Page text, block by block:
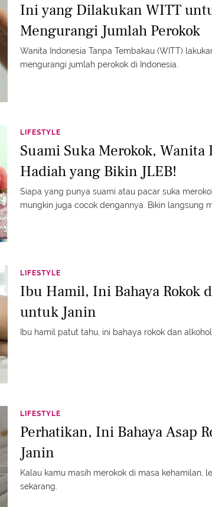
Ini yang Dilakukan WITT
Mengurangi Jumlah Perokok
Wanita Indonesia Tanpa Tembakau (WITT)
mengurangi jumlah perokok di Indonesia.
LIFESTYLE
Suami Suka Merokok,
Hadiah yang Bikin JLEB!
Siapa yang punya suami atau pacar suka
mungkin juga cocok dengannya. Bikin langsung
LIFESTYLE
Ibu Hamil, Ini Bahaya Rokok
untuk Janin
Ibu hamil patut tahu, ini bahaya rokok dan
LIFESTYLE
Perhatikan, Ini Bahaya Asap
Janin
Kalau kamu masih merokok di masa kehamilan,
sekarang.